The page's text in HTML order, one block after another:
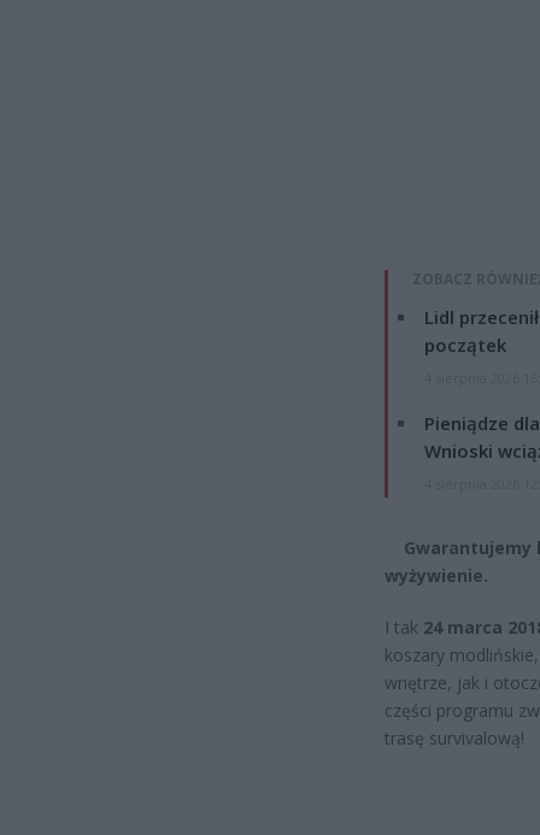
ZOBACZ
Lidl
początek
Pieniądze
Wnioski
Gwarantujemy
wyżywienie.
I tak 24 marca
koszary
wnętrze, jak i
części programu
trasę survivalową!